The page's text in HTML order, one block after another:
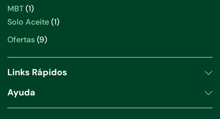
MBT 11
producto
Solo Aceite 11
Ofertas 99
Links Rápidos
Ayuda